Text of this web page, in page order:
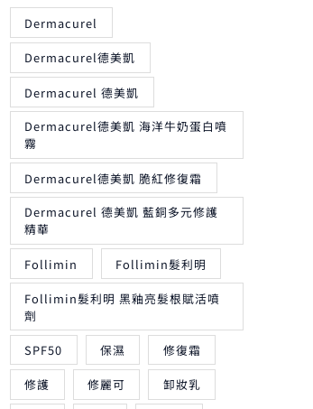
Dermacurel
Dermacurel德美凱
Dermacurel 德美凱
Dermacurel德美凱 海洋牛奶蛋白噴
霧
Dermacurel德美凱 脆紅修復霜
Dermacurel 德美凱 藍銅多元修護
精華
Follimin
Follimin髮利明
Follimin髮利明 黑釉亮髮根賦活噴
劑
SPF50 保濕 修復霜
修護 修麗可 卸妝乳